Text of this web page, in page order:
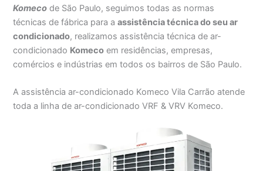
Komeco de São Paulo, seguimos todas as normas
técnicas de fábrica para aassistência técnica do seu ar
condicionado, realizamos assistência técnica de ar-
condicionado Komeco em residências, empresas,
comércios e indústrias em todos os bairros de São Paulo.
A assistência ar-condicionado Komeco Vila Carrão atende
toda a linha de ar-condicionado VRF & VRV Komeco.